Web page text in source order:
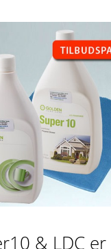
& LDC er